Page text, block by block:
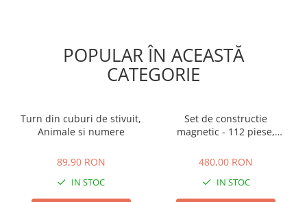
POPULAR ÎN ACEASTĂ
CATEGORIE
Turn din cuburi de stivuit,
Animale si numere
89,90 RON
IN STOC
Set de constructie
magnetic - 112 piese,
480,00 RON
IN STOC